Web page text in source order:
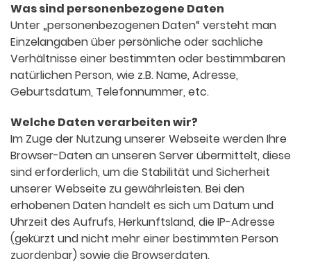
Was sind personenbezogene Daten
Unter „personenbezogenen Daten“ versteht man
Einzelangaben über persönliche oder sachliche
Verhältnisse einer bestimmten oder bestimmbaren
natürlichen Person, wie z.B. Name, Adresse,
Geburtsdatum, Telefonnummer, etc.
Welche Daten verarbeiten wir?
Im Zuge der Nutzung unserer Webseite werden Ihre
Browser-Daten an unseren Server übermittelt, diese
sind erforderlich, um die Stabilität und Sicherheit
unserer Webseite zu gewährleisten. Bei den
erhobenen Daten handelt es sich um Datum und
Uhrzeit des Aufrufs, Herkunftsland, die IP-Adresse
(gekürzt und nicht mehr einer bestimmten Person
zuordenbar) sowie die Browserdaten.